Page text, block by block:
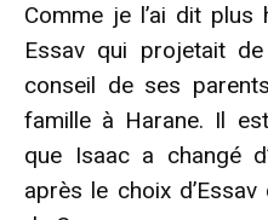
Comme je l’ai dit
Essav qui projetait
conseil de ses
famille à Harane. Il
que Isaac a changé
après le choix